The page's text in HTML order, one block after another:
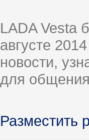
LADA Vesta
августе
новости,
для
Разместить